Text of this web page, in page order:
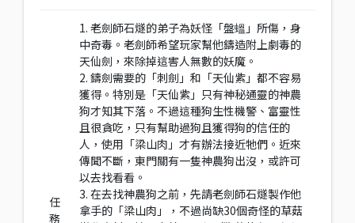
任
務
1. 老劍師石燧的弟子為妖怪「盤蝹」所傷，身
中奇毒。老劍師希望玩家幫他鑄造附上劇毒的
天仙劍，來除掉這害人無數的妖魔。
2. 鑄劍需要的「刺劍」和「天仙紫」都不容易
獲得。特別是「天仙紫」只有神秘通靈的神農
狗才知其下落。不過這種狗生性機警、富靈性
且很貪吃，只有幫助過狗且獲得狗的信任的
人，使用「梁山肉」才有辦法接近牠們。近來
傳聞不斷，東門關有一隻神農狗出沒，或許可
以去找看看。
3. 在去找神農狗之前，先請老劍師石燧製作他
拿手的「梁山肉」，不過尚缺30個奇怪的草菇